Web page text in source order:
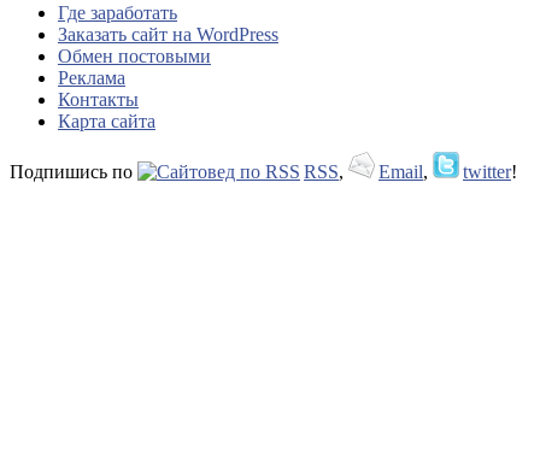
Где заработать
Заказать сайт на WordPress
Обмен постовыми
Реклама
Контакты
Карта сайта
Подпишись по RSS, Email, twitter!